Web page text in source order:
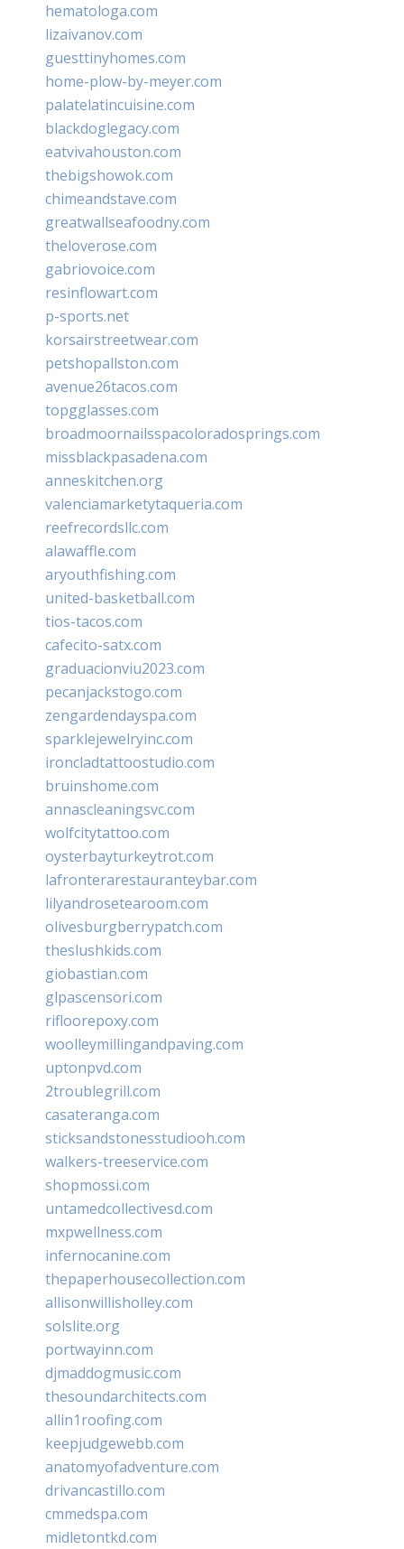
hematologa.com
lizaivanov.com
guesttinyhomes.com
home-plow-by-meyer.com
palatelatincuisine.com
blackdoglegacy.com
eatvivahouston.com
thebigshowok.com
chimeandstave.com
greatwallseafoodny.com
theloverose.com
gabriovoice.com
resinflowart.com
p-sports.net
korsairstreetwear.com
petshopallston.com
avenue26tacos.com
topgglasses.com
broadmoornailsspacoloradosprings.com
missblackpasadena.com
anneskitchen.org
valenciamarketytaqueria.com
reefrecordsllc.com
alawaffle.com
aryouthfishing.com
united-basketball.com
tios-tacos.com
cafecito-satx.com
graduacionviu2023.com
pecanjackstogo.com
zengardendayspa.com
sparklejewelryinc.com
ironcladtattoostudio.com
bruinshome.com
annascleaningsvc.com
wolfcitytattoo.com
oysterbayturkeytrot.com
lafronterarestauranteybar.com
lilyandrosetearoom.com
olivesburgberrypatch.com
theslushkids.com
giobastian.com
glpascensori.com
rifloorepoxy.com
woolleymillingandpaving.com
uptonpvd.com
2troublegrill.com
casateranga.com
sticksandstonesstudiooh.com
walkers-treeservice.com
shopmossi.com
untamedcollectivesd.com
mxpwellness.com
infernocanine.com
thepaperhousecollection.com
allisonwillisholley.com
solslite.org
portwayinn.com
djmaddogmusic.com
thesoundarchitects.com
allin1roofing.com
keepjudgewebb.com
anatomyofadventure.com
drivancastillo.com
cmmedspa.com
midletontkd.com